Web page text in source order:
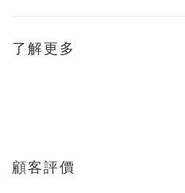
了解更多
顧客評價